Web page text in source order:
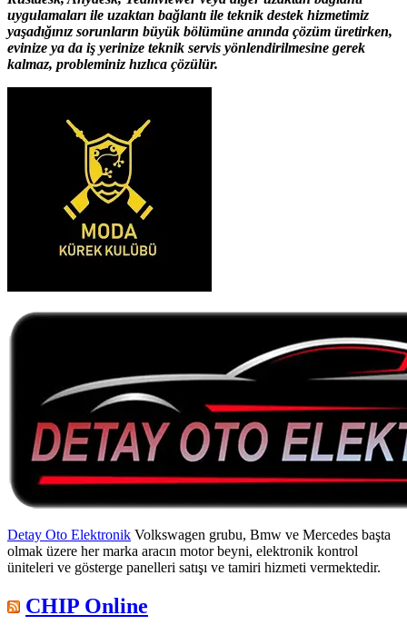
uygulamaları ile uzaktan bağlantı ile teknik destek hizmetimiz
yaşadığınız sorunların büyük bölümüne anında çözüm üretirken,
evinize ya da iş yerinize teknik servis yönlendirilmesine gerek
kalmaz, probleminiz hızlıca çözülür.
Detay Oto Elektronik Volkswagen grubu, Bmw ve Mercedes başta
olmak üzere her marka aracın motor beyni, elektronik kontrol
üniteleri ve gösterge panelleri satışı ve tamiri hizmeti vermektedir.
CHIP Online